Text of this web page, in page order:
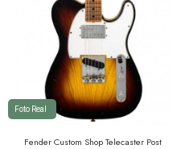
Fender Custom Shop Telecaster
Foto Real